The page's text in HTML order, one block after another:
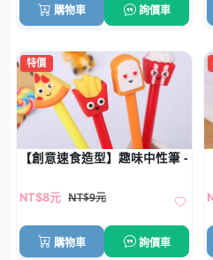
購物車 詢價車
特價
【創意速食造型】趣味中性筆 - 可
NT$8元 NT$9元
購物車 詢價車